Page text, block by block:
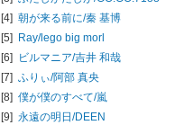
[4] 朝が来る前に/秦 基博
[5] Ray/lego big morl
[6] ビルマニア/吉井 和哉
[7] ふりぃ/阿部 真央
[8] 僕が僕のすべて/嵐
[9] 永遠の明日/DEEN